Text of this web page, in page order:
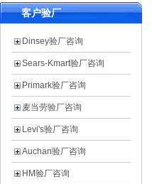
客户验厂
Dinsey验厂咨询
Sears-Kmart验厂咨询
Primark验厂咨询
麦当劳验厂咨询
Levi's验厂咨询
Auchan验厂咨询
HM验厂咨询